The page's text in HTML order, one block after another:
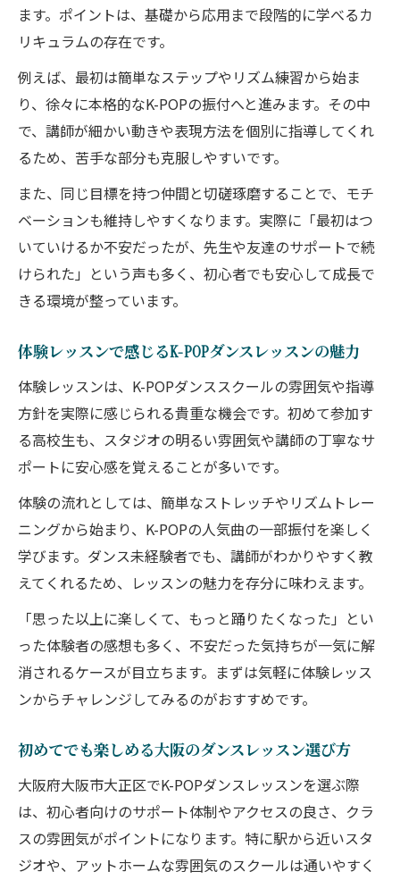
ます。ポイントは、基礎から応用まで段階的に学べるカ
リキュラムの存在です。
例えば、最初は簡単なステップやリズム練習から始ま
り、徐々に本格的なK-POPの振付へと進みます。その中
で、講師が細かい動きや表現方法を個別に指導してくれ
るため、苦手な部分も克服しやすいです。
また、同じ目標を持つ仲間と切磋琢磨することで、モチ
ベーションも維持しやすくなります。実際に「最初はつ
いていけるか不安だったが、先生や友達のサポートで続
けられた」という声も多く、初心者でも安心して成長で
きる環境が整っています。
体験レッスンで感じるK-POPダンスレッスンの魅力
体験レッスンは、K-POPダンススクールの雰囲気や指導
方針を実際に感じられる貴重な機会です。初めて参加す
る高校生も、スタジオの明るい雰囲気や講師の丁寧なサ
ポートに安心感を覚えることが多いです。
体験の流れとしては、簡単なストレッチやリズムトレー
ニングから始まり、K-POPの人気曲の一部振付を楽しく
学びます。ダンス未経験者でも、講師がわかりやすく教
えてくれるため、レッスンの魅力を存分に味わえます。
「思った以上に楽しくて、もっと踊りたくなった」とい
った体験者の感想も多く、不安だった気持ちが一気に解
消されるケースが目立ちます。まずは気軽に体験レッス
ンからチャレンジしてみるのがおすすめです。
初めてでも楽しめる大阪のダンスレッスン選び方
大阪府大阪市大正区でK-POPダンスレッスンを選ぶ際
は、初心者向けのサポート体制やアクセスの良さ、クラ
スの雰囲気がポイントになります。特に駅から近いスタ
ジオや、アットホームな雰囲気のスクールは通いやすく